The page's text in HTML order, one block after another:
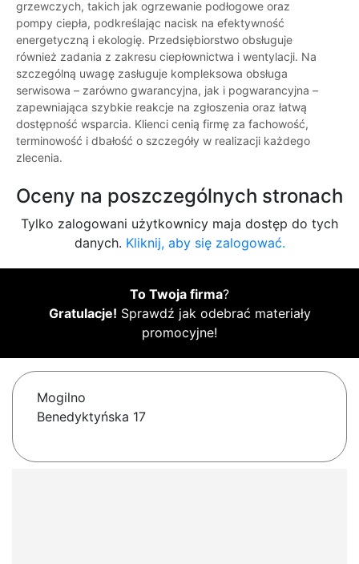
grzewczych, takich jak ogrzewanie podłogowe oraz
pompy ciepła, podkreślając nacisk na efektywność
energetyczną i ekologię. Przedsiębiorstwo obsługuje
również zadania z zakresu ciepłownictwa i wentylacji. Na
szczególną uwagę zasługuje kompleksowa obsługa
serwisowa – zarówno gwarancyjna, jak i pogwarancyjna –
zapewniająca szybkie reakcje na zgłoszenia oraz łatwą
dostępność wsparcia. Klienci cenią firmę za fachowość,
terminowość i dbałość o szczegóły w realizacji każdego
zlecenia.
Oceny na poszczególnych stronach
Tylko zalogowani użytkownicy maja dostęp do tych
danych. Kliknij, aby się zalogować.
To Twoja firma?
Gratulacje! Sprawdź jak odebrać materiały
promocyjne!
Mogilno
Benedyktyńska 17